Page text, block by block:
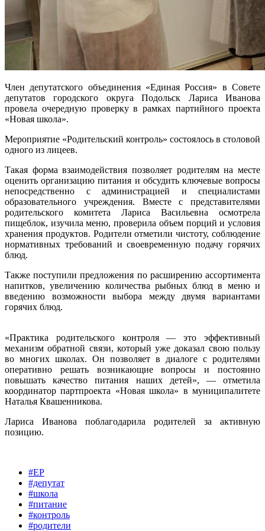
Член депутатского объединения «Единая Россия» в Совете
депутатов городского округа Подольск Лариса Иванова
провела очередную проверку в рамках партийного проекта
«Новая школа».
Мероприятие «Родительский контроль» состоялось в столовой
одного из лицеев.
Такая форма взаимодействия позволяет родителям на месте
оценить организацию питания и обсудить ключевые вопросы
непосредственно с администрацией и специалистами
образовательного учреждения. Вместе с представителями
родительского комитета Лариса Васильевна осмотрела
пищеблок, изучила меню, проверила объем порций и условия
хранения продуктов. Родители отметили чистоту, соблюдение
нормативных требований и своевременную подачу горячих
блюд.
Также поступили предложения по расширению ассортимента
напитков, увеличению количества рыбных блюд в меню и
введению возможности выбора между двумя вариантами
горячих блюд.
«Практика родительского контроля — это эффективный
механизм обратной связи, который уже доказал свою пользу
во многих школах. Он позволяет в диалоге с родителями
оперативно решать возникающие вопросы и постоянно
повышать качество питания наших детей», — отметила
координатор партпроекта «Новая школа» в муниципалитете
Наталья Квашенникова.
Лариса Иванова поблагодарила родителей за активную
позицию.
#ЕР
#депутат
#школа
#питание
#контроль
#родители